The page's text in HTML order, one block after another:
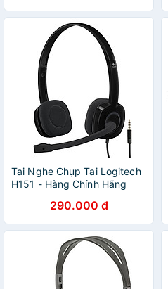
Tai Nghe Chụp Tai Logitech
H151 - Hàng Chính Hãng
290.000 đ